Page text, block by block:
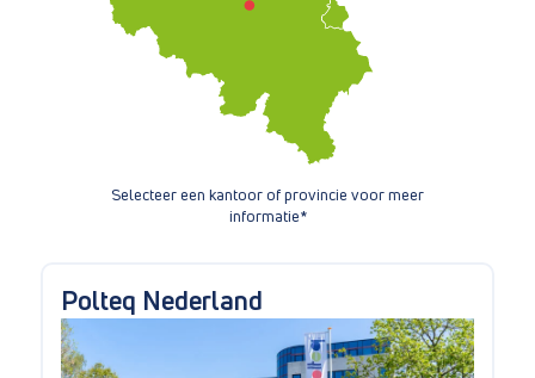
Polteq Nederland
Selecteer een kantoor of provincie voor meer
informatie*